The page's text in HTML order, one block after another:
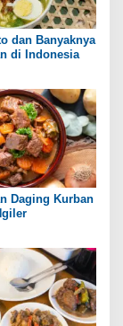
dan Banyaknya
di Indonesia
Daging Kurban